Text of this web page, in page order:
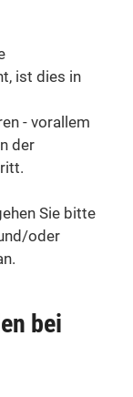
ist dies in
- vorallem
der
Sie bitte
oder
bei